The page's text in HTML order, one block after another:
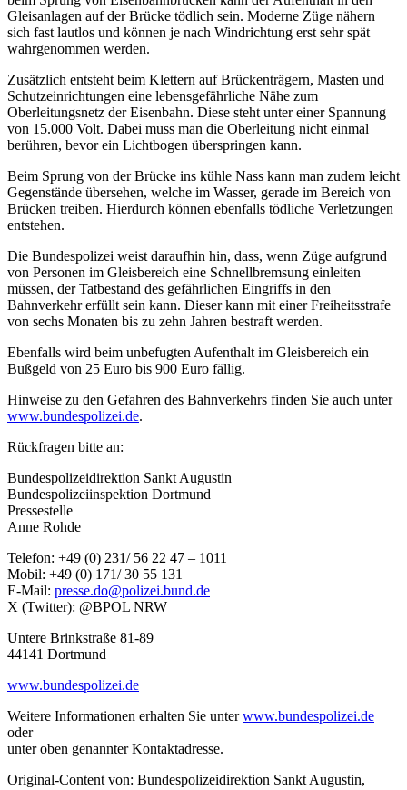
Gleisanlagen auf der Brücke tödlich sein. Moderne Züge nähern
sich fast lautlos und können je nach Windrichtung erst sehr spät
wahrgenommen werden.
Zusätzlich entsteht beim Klettern auf Brückenträgern, Masten und
Schutzeinrichtungen eine lebensgefährliche Nähe zum
Oberleitungsnetz der Eisenbahn. Diese steht unter einer Spannung
von 15.000 Volt. Dabei muss man die Oberleitung nicht einmal
berühren, bevor ein Lichtbogen überspringen kann.
Beim Sprung von der Brücke ins kühle Nass kann man zudem leicht
Gegenstände übersehen, welche im Wasser, gerade im Bereich von
Brücken treiben. Hierdurch können ebenfalls tödliche Verletzungen
entstehen.
Die Bundespolizei weist daraufhin hin, dass, wenn Züge aufgrund
von Personen im Gleisbereich eine Schnellbremsung einleiten
müssen, der Tatbestand des gefährlichen Eingriffs in den
Bahnverkehr erfüllt sein kann. Dieser kann mit einer Freiheitsstrafe
von sechs Monaten bis zu zehn Jahren bestraft werden.
Ebenfalls wird beim unbefugten Aufenthalt im Gleisbereich ein
Bußgeld von 25 Euro bis 900 Euro fällig.
Hinweise zu den Gefahren des Bahnverkehrs finden Sie auch unter
www.bundespolizei.de.
Rückfragen bitte an:
Bundespolizeidirektion Sankt Augustin
Bundespolizeiinspektion Dortmund
Pressestelle
Anne Rohde
Telefon: +49 (0) 231/ 56 22 47 – 1011
Mobil: +49 (0) 171/ 30 55 131
E-Mail: presse.do@polizei.bund.de
X (Twitter): @BPOL NRW
Untere Brinkstraße 81-89
44141 Dortmund
www.bundespolizei.de
Weitere Informationen erhalten Sie unterwww.bundespolizei.de
oder
unter oben genannter Kontaktadresse.
Original-Content von: Bundespolizeidirektion Sankt Augustin,